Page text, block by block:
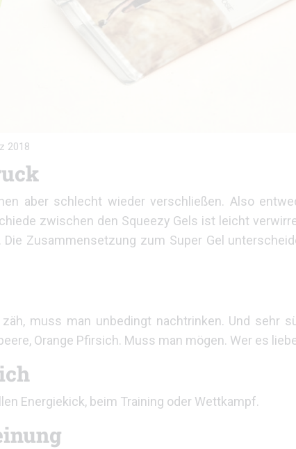
2018
aber schlecht wieder verschließen. Also
zwischen den Squeezy Gels ist leicht
Die Zusammensetzung zum Super Gel
muss man unbedingt nachtrinken. Und sehr
Orange Pfirsich. Muss man mögen. Wer es
Energiekick, beim Training oder Wettkampf.